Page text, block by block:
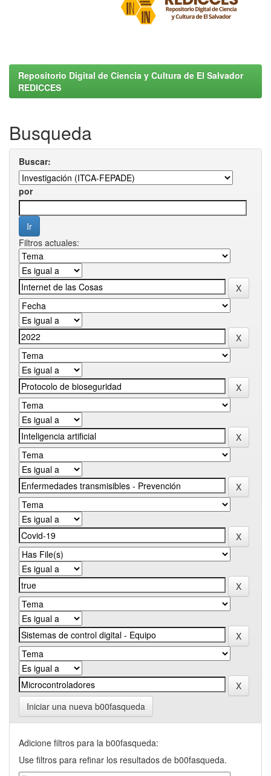
Repositorio Digital de Ciencia y Cultura de El Salvador
REDICCES
Busqueda
Buscar:
por
Filtros actuales:
Iniciar una nueva b00fasqueda
Adicione filtros para la b00fasqueda:
Use filtros para refinar los resultados de b00fasqueda.